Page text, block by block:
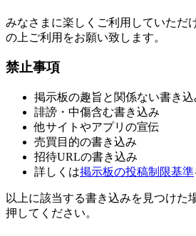
みなさまに楽しくご利用していただ
の上ご利用をお願い致します。
禁止事項
掲示板の趣旨と関係ない書き込
誹謗・中傷含む書き込み
他サイトやアプリの宣伝
売買目的の書き込み
招待URLの書き込み
詳しくは掲示板の投稿制限基準
以上に該当する書き込みを見つけた
押してください。